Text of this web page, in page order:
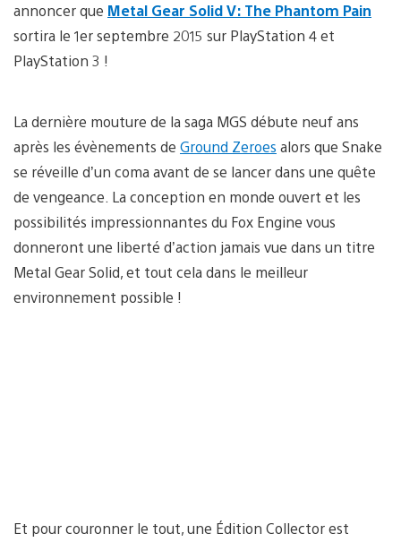
annoncer que Metal Gear Solid V: The Phantom Pain
sortira le 1er septembre 2015 sur PlayStation 4 et
PlayStation 3 !
La dernière mouture de la saga MGS débute neuf ans
après les évènements de Ground Zeroes alors que Snake
se réveille d’un coma avant de se lancer dans une quête
de vengeance. La conception en monde ouvert et les
possibilités impressionnantes du Fox Engine vous
donneront une liberté d’action jamais vue dans un titre
Metal Gear Solid, et tout cela dans le meilleur
environnement possible !
Et pour couronner le tout, une Édition Collector est